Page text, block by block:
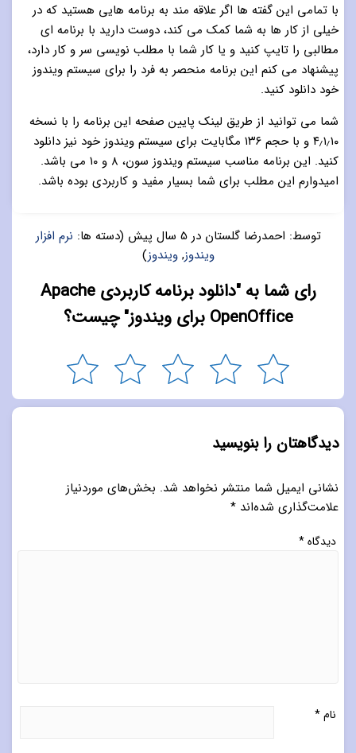
با تمامی این گفته ها اگر علاقه مند به برنامه هایی هستید که در
خیلی از کار ها به شما کمک می کند، دوست دارید با برنامه ای
مطالبی را تایپ کنید و یا کار شما با مطلب نویسی سر و کار دارد،
پیشنهاد می کنم این برنامه منحصر به فرد را برای سیستم ویندوز
خود دانلود کنید.
شما می توانید از طریق لینک پایین صفحه این برنامه را با نسخه
۴٫۱٫۱۰ و با حجم ۱۳۶ مگابایت برای سیستم ویندوز خود نیز دانلود
کنید. این برنامه مناسب سیستم ویندوز سون، ۸ و ۱۰ می باشد.
امیدوارم این مطلب برای شما بسیار مفید و کاربردی بوده باشد.
توسط: احمدرضا گلستان در5 سال پیش (دسته ها: نرم افزار
ویندوز,ویندوز)
رای شما به "دانلود برنامه کاربردی Apache
OpenOffice برای ویندوز" چیست؟
دیدگاهتان را بنویسید
نشانی ایمیل شما منتشر نخواهد شد. بخش‌های موردنیاز
علامت‌گذاری شده‌اند *
دیدگاه*
نام*